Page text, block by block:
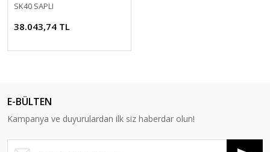
SK40 SAPLI
38.043,74 TL
E-BÜLTEN
Kampanya ve duyurulardan ilk siz haberdar olun!